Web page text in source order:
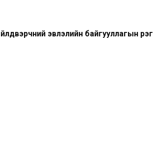
эвлэлийн байгууллагын үүрэг